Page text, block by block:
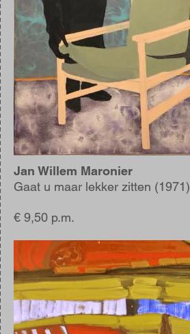
Jan Willem Maronier
Gaat u maar lekker zitten (1971)
€ 9,50 p.m.
Afbeelding